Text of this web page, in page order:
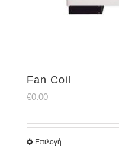
Fan Coil
€0.00
Επιλογή